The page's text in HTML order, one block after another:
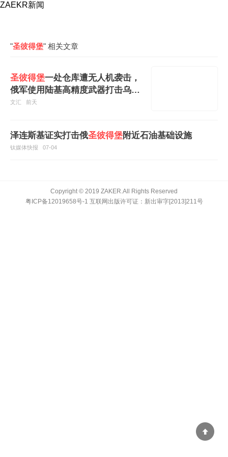
ZAEKR新闻
"圣彼得堡" 相关文章
圣彼得堡一处仓库遭无人机袭击，
俄军使用陆基高精度武器打击乌克
兰
文汇 前天
泽连斯基证实打击俄圣彼得堡附近石油基础设施
钛媒体快报 07-04
Copyright © 2019 ZAKER.All Rights Reserved
粤ICP备12019658号-1 互联网出版许可证： 新出审字[2013]211号